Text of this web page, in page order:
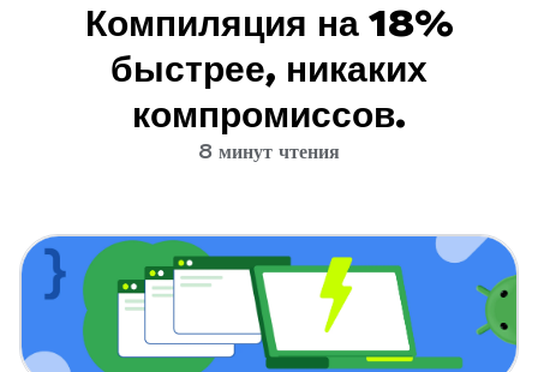
Компиляция на 18%
быстрее, никаких
компромиссов.
8 минут чтения